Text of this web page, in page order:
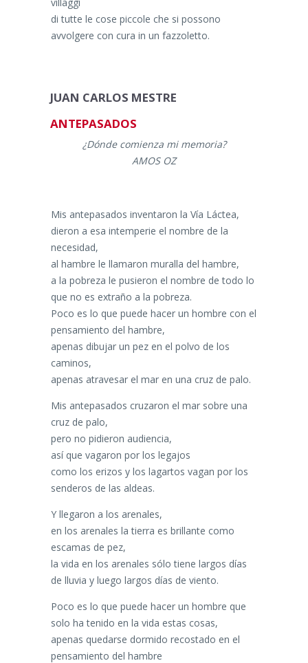
villaggi
di tutte le cose piccole che si possono
avvolgere con cura in un fazzoletto.
JUAN CARLOS MESTRE
ANTEPASADOS
¿Dónde comienza mi memoria?
AMOS OZ
Mis antepasados inventaron la Vía Láctea,
dieron a esa intemperie el nombre de la
necesidad,
al hambre le llamaron muralla del hambre,
a la pobreza le pusieron el nombre de todo lo
que no es extraño a la pobreza.
Poco es lo que puede hacer un hombre con el
pensamiento del hambre,
apenas dibujar un pez en el polvo de los
caminos,
apenas atravesar el mar en una cruz de palo.
Mis antepasados cruzaron el mar sobre una
cruz de palo,
pero no pidieron audiencia,
así que vagaron por los legajos
como los erizos y los lagartos vagan por los
senderos de las aldeas.
Y llegaron a los arenales,
en los arenales la tierra es brillante como
escamas de pez,
la vida en los arenales sólo tiene largos días
de lluvia y luego largos días de viento.
Poco es lo que puede hacer un hombre que
solo ha tenido en la vida estas cosas,
apenas quedarse dormido recostado en el
pensamiento del hambre